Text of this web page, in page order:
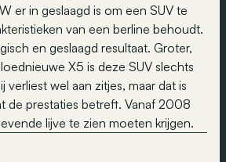
er in geslaagd is om een SUV te
van een berline behoudt.
en geslaagd resultaat. Groter,
X5 is deze SUV slechts
wel aan zitjes, maar dat is
de prestaties betreft. Vanaf 2008
lijve te zien moeten krijgen.